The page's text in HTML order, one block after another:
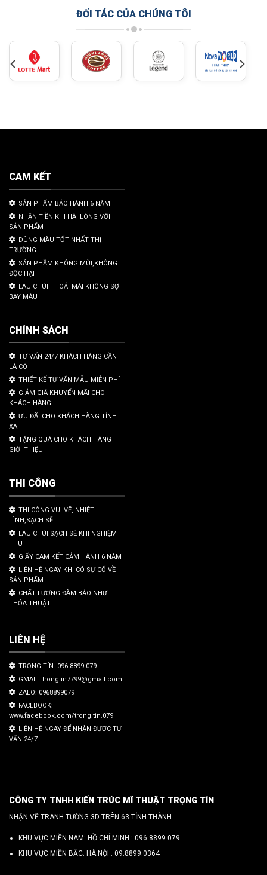
ĐỐI TÁC CỦA CHÚNG TÔI
CAM KẾT
SẢN PHẨM BẢO HÀNH 6 NĂM
NHẬN TIỀN KHI HÀI LÒNG VỚI
SẢN PHẨM
DÙNG MÀU TỐT NHẤT THỊ
TRƯỜNG
SẢN PHẦM KHÔNG MÙI,KHÔNG
ĐỘC HẠI
LAU CHÙI THOẢI MÁI KHÔNG SỢ
BAY MÀU
CHÍNH SÁCH
TƯ VẤN 24/7 KHÁCH HÀNG CẦN
LÀ CÓ
THIẾT KẾ TƯ VẤN MẪU MIỄN PHÍ
GIẢM GIÁ KHUYẾN MÃI CHO
KHÁCH HÀNG
ƯU ĐÃI CHO KHÁCH HÀNG TỈNH
XA
TẶNG QUÀ CHO KHÁCH HÀNG
GIỚI THIỆU
THI CÔNG
THI CÔNG VUI VẼ, NHIỆT
TÌNH,SẠCH SẼ
LAU CHÙI SẠCH SẼ KHI NGHIỆM
THU
GIẤY CAM KẾT CẢM HÀNH 6 NĂM
LIÊN HỆ NGAY KHI CÓ SỰ CỐ VỀ
SẢN PHẨM
CHẤT LƯỢNG ĐÀM BẢO NHƯ
THỎA THUẬT
LIÊN HỆ
TRỌNG TÍN: 096.8899.079
GMAIL: trongtin7799@gmail.com
ZALO: 0968899079
FACEBOOK:
www.facebook.com/trong.tin.079
LIÊN HỆ NGAY ĐỂ NHẬN ĐƯỢC TƯ
VẤN 24/7.
CÔNG TY TNHH KIẾN TRÚC MĨ THUẬT TRỌNG TÍN
NHẬN VẼ TRANH TƯỜNG 3D TRÊN 63 TỈNH THÀNH
KHU VỰC MIỀN NAM: HỒ CHÍ MINH : 096 8899 079
KHU VỰC MIỀN BẮC: HÀ NỘI : 09.8899.0364